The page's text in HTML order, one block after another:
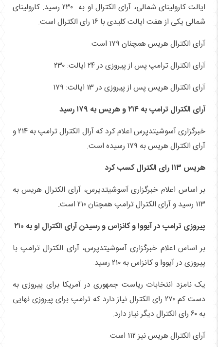
ایالت کارولینای شمالی، آرای الکترال او به ۲۳۰ رسید. کارولینای
شمالی یکی از هفت ایالت کلیدی با ۱۶ رای الکترال است.
آرای الکترال هریس همچنان ۱۷۹ است.
آرای الکترال ترامپ پس از پیروزی در ۲۴ ایالت: ۲۳۰
آرای الکترال هریس پس از پیروزی در ۱۳ ایالت: ۱۷۹
آرای الکترال ترامپ به ۲۱۴ و هریس به ۱۷۹ رسید
خبرگزاری آسوشیتدپرس اعلام کرد که آرال الکترال ترامپ به ۲۱۴ و
آرای الکترال هریس به ۱۷۹ رسیده است.
هریس ۱۱۳ رای الکترال کسب کرد
بر اساس اعلام خبرگزاری آسوشیتدپرس، آرای الکترال هریس به
۱۱۳ رسید و آرای الکترال ترامپ همچنان ۲۱۰ است.
پیروزی ترامپ در آیووا و کانزاس و رسیدن آرای الکترال او به ۲۱۰
بر اساس اعلام خبرگزاری آسوشیتدپرس، آرای الکترال ترامپ با
پیروزی در آیووا و کانزاس به ۲۱۰ رسید.
یک نامزد انتخابات ریاست جمهوری در آمریکا برای پیروزی به
دست کم ۲۷۰ رای الکترال نیاز دارد که ترامپ برای پیروزی نهایی
به ۶۰ رای الکترال دیگر نیاز دارد.
آرای الکترال هریس نیز ۱۱۲ است.